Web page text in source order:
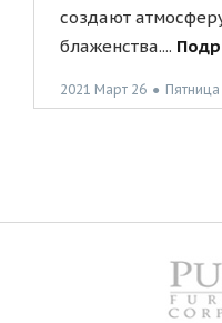
создают
блаженства....
2021 Март 26 ● Пятница